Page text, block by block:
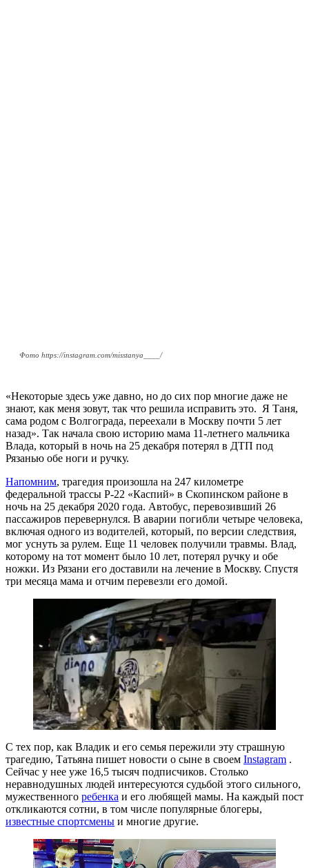
Фото https://instagram.com/misstanya____/
«Некоторые здесь уже давно, но до сих пор многие даже не
знают, как меня зовут, так что решила исправить это. Я Таня,
сама родом с Волгограда, переехали в Москву почти 5 лет
назад». Так начала свою историю мама 11-летнего мальчика
Влада, который в ночь на 25 декабря потерял в ДТП под
Рязанью обе ноги и ручку.
Напомним, трагедия произошла на 247 километре
федеральной трассы Р-22 «Каспий» в Скопинском районе в
ночь на 25 декабря 2020 года. Автобус, перевозивший 26
пассажиров перевернулся. В аварии погибли четыре человека,
включая одного из водителей, который, по версии следствия,
мог уснуть за рулем. Еще 11 человек получили травмы. Влад,
которому на тот момент было 10 лет, потерял ручку и обе
ножки. Из Рязани его доставили на лечение в Москву. Спустя
три месяца мама и отчим перевезли его домой.
С тех пор, как Владик и его семья пережили эту страшную
трагедию, Татьяна пишет новости о сыне в своем Instagram .
Сейчас у нее уже 16,5 тысяч подписчиков. Столько
неравнодушных людей интересуются судьбой этого сильного,
мужественного ребенка и его любящей мамы. На каждый пост
откликаются сотни, в том числе популярные блогеры,
известные спортсмены и многие другие.